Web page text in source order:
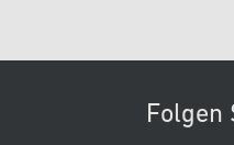
Folgen